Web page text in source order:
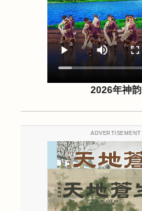
2026年神韵
ADVERTISEMENT